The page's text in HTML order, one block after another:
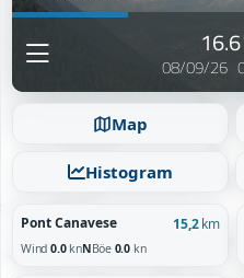
Map
Histogram
Pont Canavese 15,2 km
Wind 0.0knNBöe 0.0 kn